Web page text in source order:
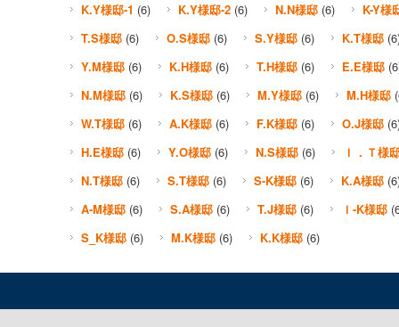
K.Y様邸-1 (6) K.Y様邸-2 (6) N.N様邸 (6)
K-Y様
T.S様邸 (6) O.S様邸 (6) S.Y様邸 (6) K.T様邸
Y.M様邸 (6) K.H様邸 (6) T.H様邸 (6) E.E様邸
N.M様邸 (6) K.S様邸 (6) M.Y様邸 (6) M.H様邸
W.T様邸 (6) A.K様邸 (6) F.K様邸 (6) O.J様邸
H.E様邸 (6) Y.O様邸 (6) N.S様邸 (6)
Ｉ．Ｔ様
N.T様邸 (6) S.T様邸 (6) S-K様邸 (6) K.A様邸
A-M様邸 (6) S.A様邸 (6) T.J様邸 (6) Ｉ-K様邸
S_K様邸 (6) M.K様邸 (6) K.K様邸 (6)